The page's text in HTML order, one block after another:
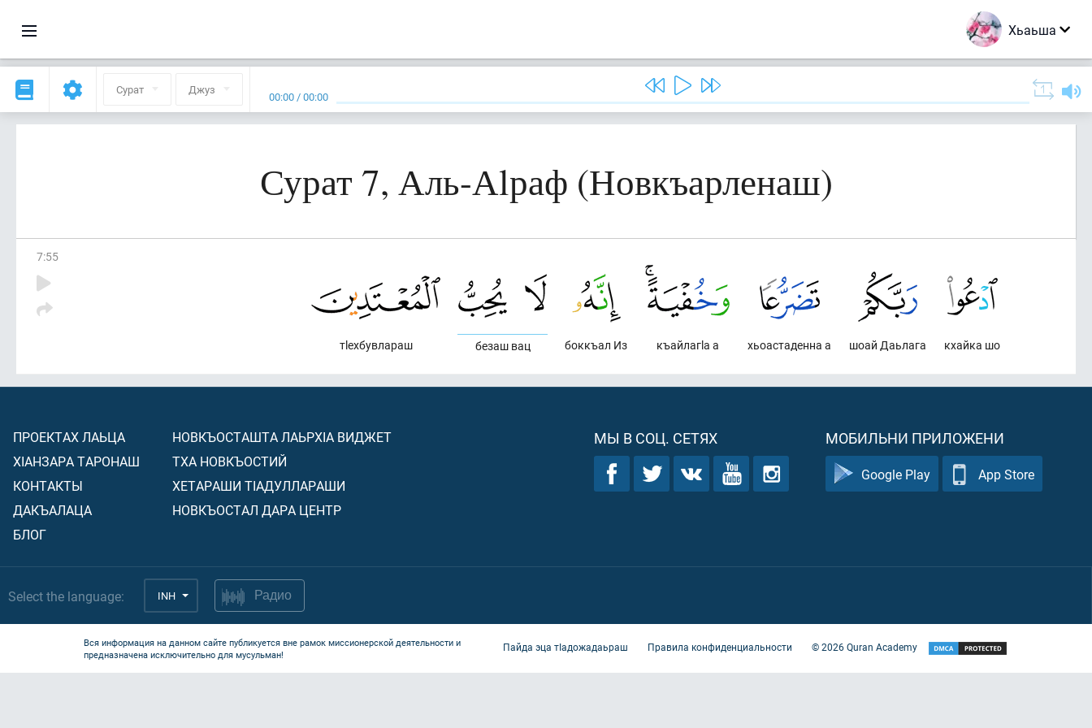
Хьаьша
Сурат Джуз 00:00 /00:00
Сурат 7, Аль-Аlраф (Новкъарленаш)
7:55
кхайка шо
шоай Даьлага
хьоастаденна а
къайлагlа а
боккъал Из
безаш вац
тlехбувлараш
ПРОЕКТАХ ЛАЬЦА
ХIАНЗАРА ТАРОНАШ
КОНТАКТЫ
ДАКЪАЛАЦА
БЛОГ
НОВКЪОСТАШТА ЛАЬРХIА ВИДЖЕТ
ТХА НОВКЪОСТИЙ
ХЕТАРАШИ ТIАДУЛЛАРАШИ
НОВКЪОСТАЛ ДАРА ЦЕНТР
МЫ В СОЦ. СЕТЯХ МОБИЛЬНИ ПРИЛОЖЕНИ
Google Play App Store
Select the language: INH Радио
Вся информация на данном сайте публикуется вне рамок миссионерской деятельности и
предназначена исключительно для мусульман!
Пайда эца тIадожадаьраш Правила конфиденциальности ©2026Quran Academy